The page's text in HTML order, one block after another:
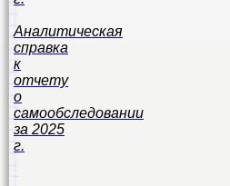
Аналитическая
справка
к
отчету
о
самообследовании
за 2025
г.